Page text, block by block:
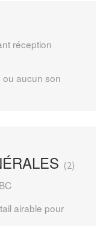
réception
ou aucun son
2
airable pour